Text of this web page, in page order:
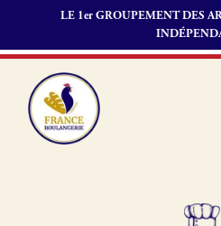
LE 1er GROUPEMENT DES